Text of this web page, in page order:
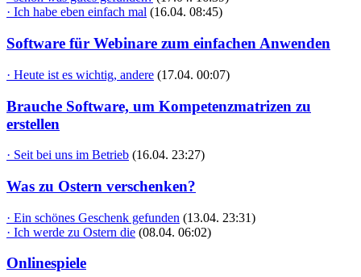
· Ich habe eben einfach mal (16.04. 08:45)
Software für Webinare zum einfachen Anwenden
· Heute ist es wichtig, andere (17.04. 00:07)
Brauche Software, um Kompetenzmatrizen zu
erstellen
· Seit bei uns im Betrieb (16.04. 23:27)
Was zu Ostern verschenken?
· Ein schönes Geschenk gefunden (13.04. 23:31)
· Ich werde zu Ostern die (08.04. 06:02)
Onlinespiele